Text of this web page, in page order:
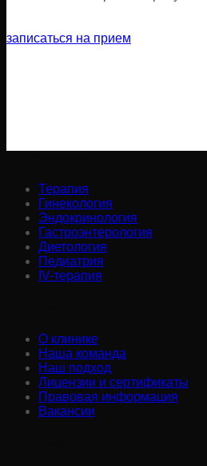
записаться на прием
Терапия
Гинекология
Эндокринология
Гастроэнтерология
Диетология
Педиатрия
IV-терапия
О клинике
Наша команда
Наш подход
Лицензии и сертификаты
Правовая информация
Вакансии